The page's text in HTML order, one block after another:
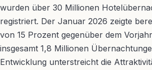
wurden über 30 Millionen
registriert. Der Januar 2026 zeigte
von 15 Prozent gegenüber dem
insgesamt 1,8 Millionen
Entwicklung unterstreicht die